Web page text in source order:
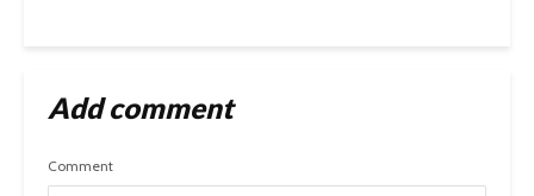
Add comment
Comment